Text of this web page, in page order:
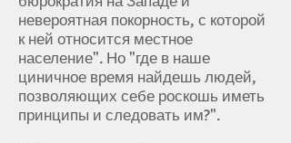
невероятная покорность, с которой
к ней относится местное
население". Но "где в наше
циничное время найдешь людей,
позволяющих себе роскошь иметь
принципы и следовать им?".